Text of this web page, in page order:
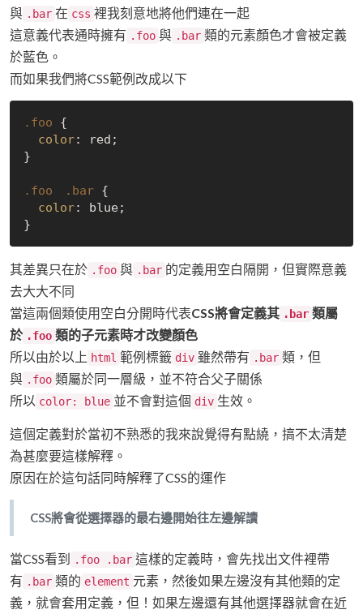
與 .bar 在 css 裡我刻意地將他們連在一起
這意義代表通時擁有 .foo 與 .bar 類的元素顏色才會被定義
於藍色。
而如果我們將CSS範例改成以下
.foo {
color: red;
}
.foo .bar {
color: blue;
其差異只在於 .foo 與 .bar 的定義用空白隔開，但實際意義
去大大不同
當這兩個類使用空白分開時代表CSS將會定義其 .bar 類屬
於 .foo 類的子元素時才改變顏色
所以由於以上 html 範例標籤 div 雖然帶有 .bar 類，但
與 .foo 類屬於同一層級，並不符合父子關係
所以 color: blue 並不會對這個 div 生效。
這個定義對於當初不熟悉的我來說覺得有點繞，搞不太清楚
為甚麼要這樣解釋。
原因在於這句話同時解釋了CSS的運作
CSS將會從選擇器的最右邊開始往左邊解讀
當CSS看到 .foo .bar 這樣的定義時，會先找出文件裡帶
有 .bar 類的 element 元素，然後如果左邊沒有其他類的定
義，就會套用定義，但！如果左邊還有其他選擇器就會在近